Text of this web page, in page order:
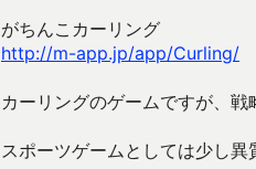
がちんこカーリング
http://m-app.jp/app/Curling/
カーリングのゲームですが、戦
スポーツゲームとしては少し異